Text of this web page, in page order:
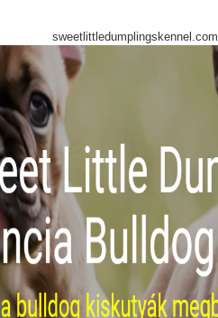
sweetlittledumplingskennel.com